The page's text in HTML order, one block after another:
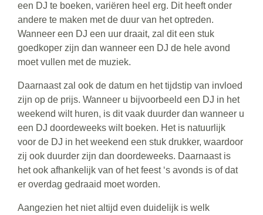
een DJ te boeken, variëren heel erg. Dit heeft onder
andere te maken met de duur van het optreden.
Wanneer een DJ een uur draait, zal dit een stuk
goedkoper zijn dan wanneer een DJ de hele avond
moet vullen met de muziek.
Daarnaast zal ook de datum en het tijdstip van invloed
zijn op de prijs. Wanneer u bijvoorbeeld een DJ in het
weekend wilt huren, is dit vaak duurder dan wanneer u
een DJ doordeweeks wilt boeken. Het is natuurlijk
voor de DJ in het weekend een stuk drukker, waardoor
zij ook duurder zijn dan doordeweeks. Daarnaast is
het ook afhankelijk van of het feest ‘s avonds is of dat
er overdag gedraaid moet worden.
Aangezien het niet altijd even duidelijk is welk